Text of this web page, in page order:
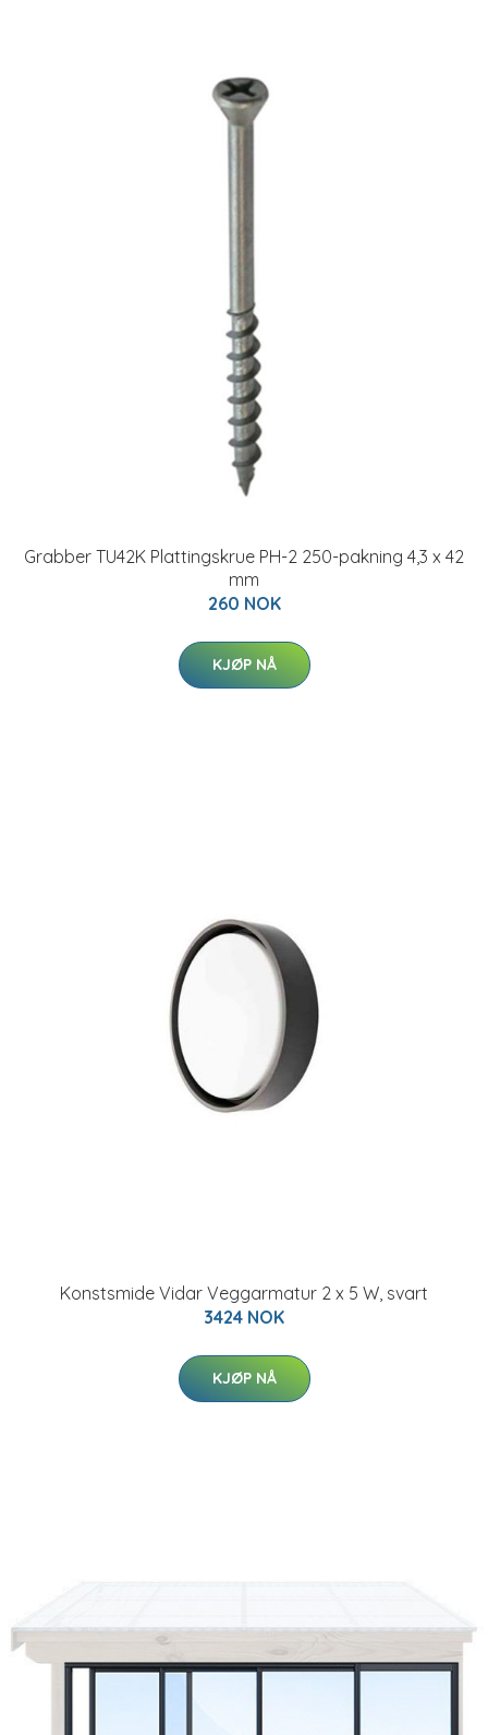
Grabber TU42K Plattingskrue PH-2 250-pakning 4,3 x 42
mm
260 NOK
KJØP NÅ
Konstsmide Vidar Veggarmatur 2 x 5 W, svart
3424 NOK
KJØP NÅ